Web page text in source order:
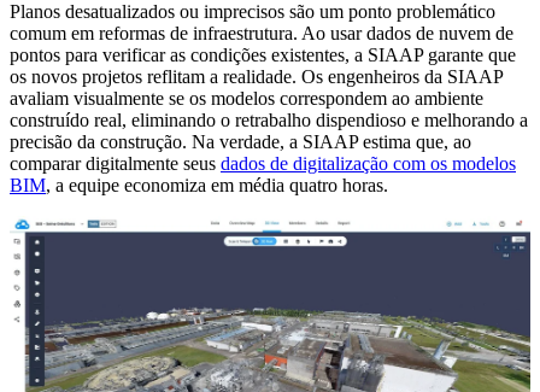
Planos desatualizados ou imprecisos são um ponto problemático
comum em reformas de infraestrutura. Ao usar dados de nuvem de
pontos para verificar as condições existentes, a SIAAP garante que
os novos projetos reflitam a realidade. Os engenheiros da SIAAP
avaliam visualmente se os modelos correspondem ao ambiente
construído real, eliminando o retrabalho dispendioso e melhorando a
precisão da construção. Na verdade, a SIAAP estima que, ao
comparar digitalmente seus dados de digitalização com os modelos
BIM, a equipe economiza em média quatro horas.